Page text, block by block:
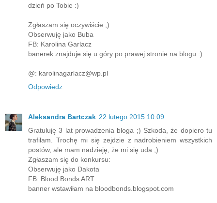
dzień po Tobie :)
Zgłaszam się oczywiście ;)
Obserwuję jako Buba
FB: Karolina Garlacz
banerek znajduje się u góry po prawej stronie na blogu :)
@: karolinagarlacz@wp.pl
Odpowiedz
Aleksandra Bartczak 22 lutego 2015 10:09
Gratuluję 3 lat prowadzenia bloga ;) Szkoda, że dopiero tu
trafiłam. Trochę mi się zejdzie z nadrobieniem wszystkich
postów, ale mam nadzieję, że mi się uda ;)
Zgłaszam się do konkursu:
Obserwuję jako Dakota
FB: Blood Bonds ART
banner wstawiłam na bloodbonds.blogspot.com